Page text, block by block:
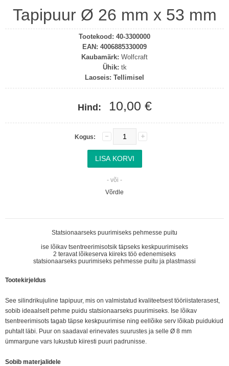
Tapipuur Ø 26 mm x 53 mm
Tootekood: 40-3300000
EAN: 4006885330009
Kaubamärk: Wolfcraft
Ühik: tk
Laoseis: Tellimisel
Hind: 10,00 €
Kogus:
- või -
Võrdle
Statsionaarseks puurimiseks pehmesse puitu
ise lõikav tsentreerimisotsik täpseks keskpuurimiseks
2 teravat lõikeserva kiireks töö edenemiseks
statsionaarseks puurimiseks pehmesse puitu ja plastmassi
Tootekirjeldus
See silindrikujuline tapipuur, mis on valmistatud kvaliteetsest tööriistaterasest,
sobib ideaalselt pehme puidu statsionaarseks puurimiseks. Ise lõikav
tsentreerimisots tagab täpse keskpuurimise ning eellõike serv lõikab puidukiud
puhtalt läbi. Puur on saadaval erinevates suurustes ja selle Ø 8 mm
ümmargune vars lukustub kiiresti puuri padrunisse.
Sobib materjalidele